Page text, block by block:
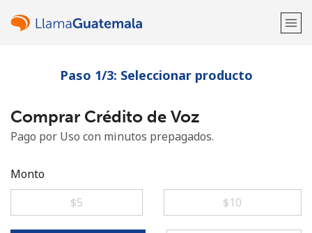
¡Bienvenido!
¿Ya tienes una cuenta?Inicia sesión →
Paso 1/3: Seleccionar producto
Comprar Crédito de Voz
Pago por Uso con minutos prepagados.
Monto
⁦$5⁩
⁦$10⁩